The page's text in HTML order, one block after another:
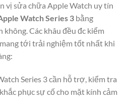
vị sửa chữa Apple Watch uy tín
Watch Series 3 bằng
Các khâu đều đc kiểm
tới trải nghiệm tốt nhất khi
Series 3 cần hỗ trợ, kiểm tra
phục sự cố cho mặt kính cảm